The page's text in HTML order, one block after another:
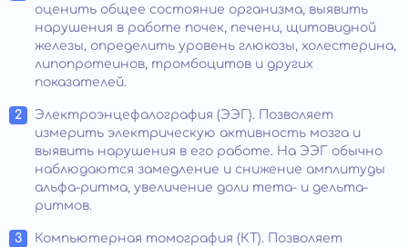
оценить общее состояние организма, выявить
нарушения в работе почек, печени, щитовидной
железы, определить уровень глюкозы, холестерина,
липопротеинов, тромбоцитов и других
показателей.
Электроэнцефалография (ЭЭГ). Позволяет
измерить электрическую активность мозга и
выявить нарушения в его работе. На ЭЭГ обычно
наблюдаются замедление и снижение амплитуды
альфа-ритма, увеличение доли тета- и дельта-
ритмов.
Компьютерная томография (КТ). Позволяет